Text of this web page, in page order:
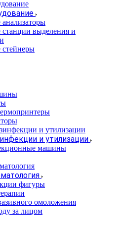
станции выделения и
стейнеры
и утилизации
машины
фигуры
омоложения
за лицом